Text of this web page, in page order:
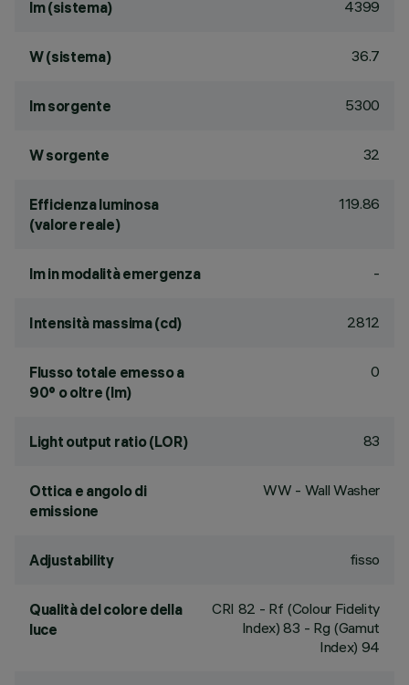
lm (sistema) 4399
W (sistema) 36.7
lm sorgente 5300
W sorgente 32
Efficienza luminosa
(valore reale)
119.86
lm in modalità emergenza -
Intensità massima (cd) 2812
Flusso totale emesso a
90° o oltre (lm)
0
Light output ratio (LOR) 83
Ottica e angolo di
emissione
WW - Wall Washer
Adjustability fisso
Qualità del colore della
luce
CRI 82 - Rf (Colour Fidelity
Index) 83 - Rg (Gamut
Index) 94